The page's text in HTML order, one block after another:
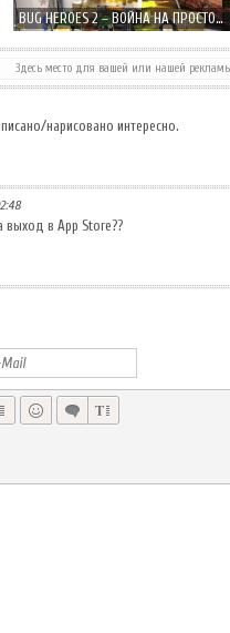
BUG HEROES 2 – ВОЙНА НА ПРОСТОРАХ ВАШЕЙ КУХНИ
Здесь место для вашей или нашей
нарисовано интересно.
выход в App Store??